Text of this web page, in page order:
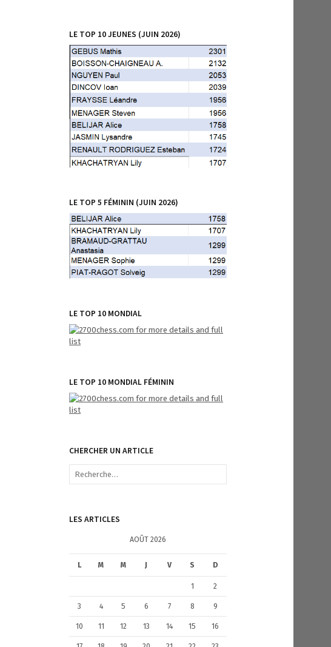
LE TOP 10 JEUNES (JUIN 2026)
LE TOP 5 FÉMININ (JUIN 2026)
LE TOP 10 MONDIAL
LE TOP 10 MONDIAL FÉMININ
CHERCHER UN ARTICLE
R
r
:
LES ARTICLES
AOÛT 2026
L M M J V S D
1 2
3 4 5 6 7 8 9
10 11 12 13 14 15 16